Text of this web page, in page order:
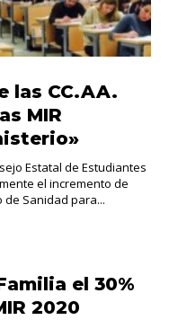
las CC.AA.
MIR
Estatal de Estudiantes
el incremento de
Sanidad para...
el 30%
2020